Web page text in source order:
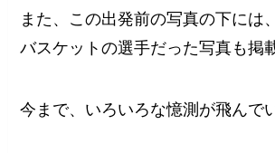
また、この出発前の写真の下には
バスケットの選手だった写真も掲
今まで、いろいろな憶測が飛んで